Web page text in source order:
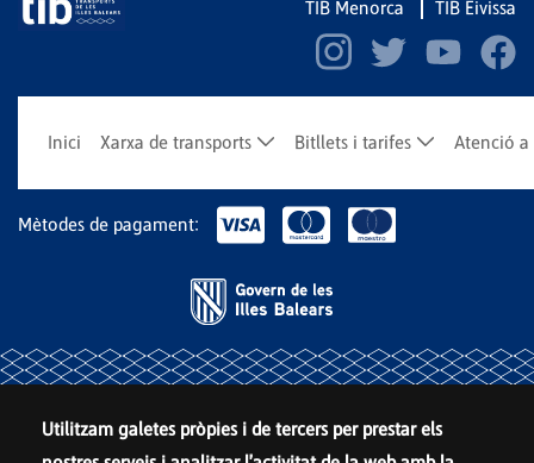
Utilitzam galetes pròpies i de tercers per prestar els
TIB Menorca TIB Eivissa
Inici Xarxa de transports Bitllets i tarifes Atenció a
Mètodes de pagament: